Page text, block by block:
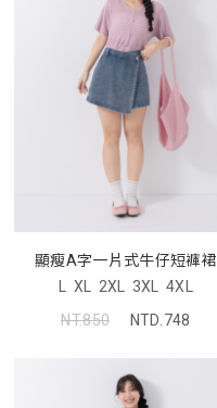
顯瘦A字一片式牛仔短褲裙
L XL 2XL 3XL 4XL
NT.850
NTD.748